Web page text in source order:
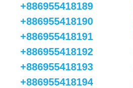
+886955418189
+886955418190
+886955418191
+886955418192
+886955418193
+886955418194